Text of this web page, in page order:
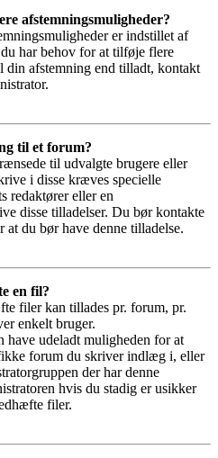
afstemningsmuligheder?
er indstillet af
har behov for at tilføje flere
din afstemning end tilladt, kontakt
til et forum?
til udvalgte brugere eller
i disse kræves specielle
redaktører eller en
disse tilladelser. Du bør kontakte
at du bør have denne tilladelse.
en fil?
filer kan tillades pr. forum, pr.
enkelt bruger.
have udeladt muligheden for at
forum du skriver indlæg i, eller
der har denne
hvis du stadig er usikker
filer.